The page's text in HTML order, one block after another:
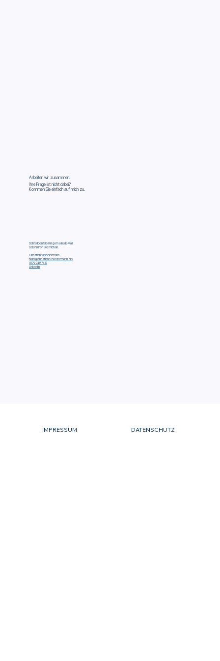
Arbeiten wir zusammen!
Ihre Frage ist nicht dabei?
Kommen Sie einfach auf mich zu.
Schreiben Sie mir gern eine E-Mail
oder rufen Sie mich an.
Christiane Biedermann
hallo@christiane-biedermann.de
0179 7487417
LinkedIn
IMPRESSUM DATENSCHUTZ